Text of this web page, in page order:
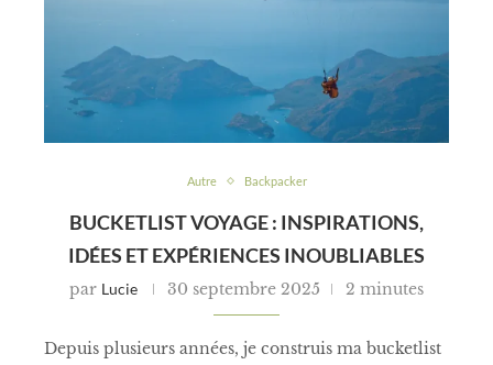
Autre Backpacker
BUCKETLIST VOYAGE : INSPIRATIONS,
IDÉES ET EXPÉRIENCES INOUBLIABLES
par Lucie 30 septembre 2025 2 minutes
Depuis plusieurs années, je construis ma bucketlist